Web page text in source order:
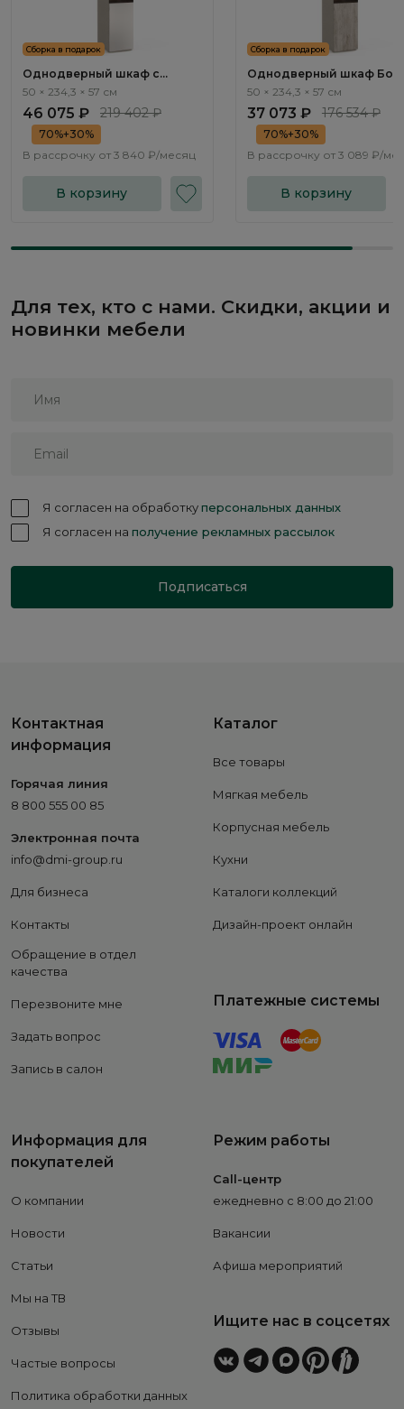
Сборка в подарок
Однодверный шкаф с
зеркалом Бостон / Boston
BT103.0
50 × 234,3 × 57 см
46 075 ₽ 219 402 ₽
70%+30%
В рассрочку от 3 840 ₽/месяц
В корзину
Сборка в подарок
Однодверный шкаф
/ Boston BT111.0
50 × 234,3 × 57 см
37 073 ₽ 176 534 ₽
70%+30%
В рассрочку от 3 089 ₽/
В корзину
Для тех, кто с нами. Скидки, акции и
новинки мебели
Я согласен на обработкуперсональных данных
Я согласен на получение рекламных рассылок
Подписаться
Контактная
информация
Горячая линия
8 800 555 00 85
Электронная почта
info@dmi-group.ru
Для бизнеса
Контакты
Обращение в отдел
качества
Перезвоните мне
Задать вопрос
Запись в салон
Каталог
Все товары
Мягкая мебель
Корпусная мебель
Кухни
Каталоги коллекций
Дизайн-проект онлайн
Платежные системы
Информация для
покупателей
О компании
Новости
Статьи
Мы на ТВ
Отзывы
Частые вопросы
Политика обработки данных
Режим работы
Call-центр
ежедневно с 8:00 до 21:00
Вакансии
Афиша мероприятий
Ищите нас в соцсетях